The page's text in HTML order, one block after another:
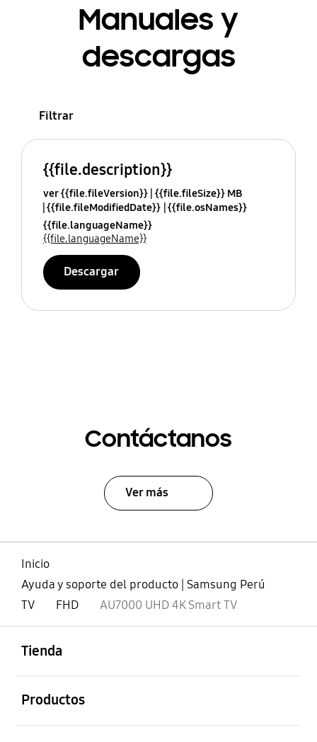
Manuales y
descargas
Filtrar
{{file.description}}
ver {{file.fileVersion}} {{file.fileSize}} MB
{{file.fileModifiedDate}} {{file.osNames}}
{{file.languageName}}
{{file.languageName}}
Descargar
Contáctanos
Ver más
Inicio
Ayuda y soporte del producto | Samsung Perú
TV
FHD AU7000 UHD 4K Smart TV
Tienda
Productos